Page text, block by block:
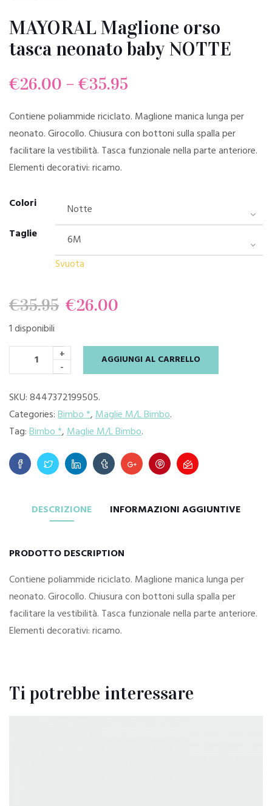
MAYORAL Maglione orso
tasca neonato baby NOTTE
€26.00 – €35.95
Contiene poliammide riciclato. Maglione manica lunga per
neonato. Girocollo. Chiusura con bottoni sulla spalla per
facilitare la vestibilità. Tasca funzionale nella parte anteriore.
Elementi decorativi: ricamo.
Colori
Taglie
Svuota
€35.95 Il
originale
era:
€35.95.
€26.00
attuale
€26.00.
1 disponibili
+
-
AGGIUNGI AL CARRELLO
SKU:8447372199505.
Categories:Bimbo *,Maglie M/L Bimbo.
Tag:Bimbo *,Maglie M/L Bimbo.
DESCRIZIONE INFORMAZIONI AGGIUNTIVE
PRODOTTO DESCRIPTION
Contiene poliammide riciclato. Maglione manica lunga per
neonato. Girocollo. Chiusura con bottoni sulla spalla per
facilitare la vestibilità. Tasca funzionale nella parte anteriore.
Elementi decorativi: ricamo.
Ti potrebbe interessare